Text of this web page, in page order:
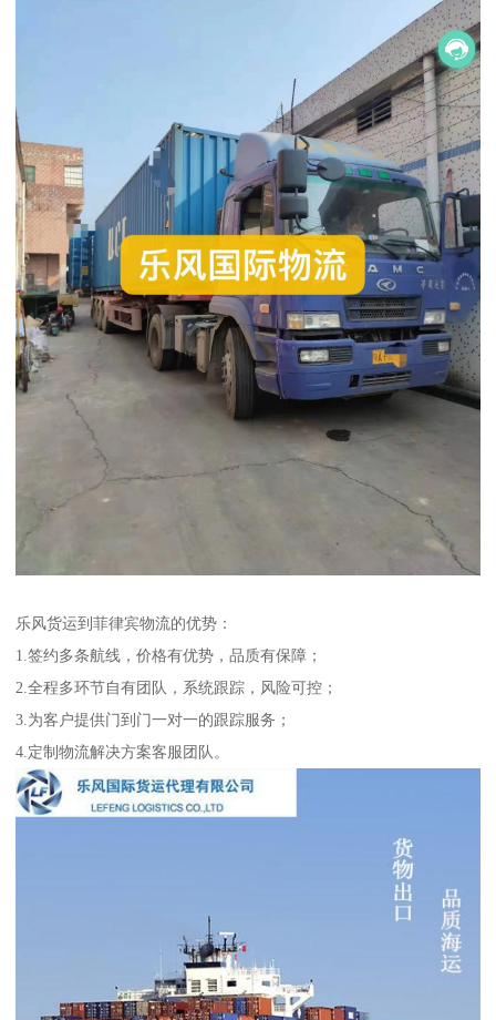
乐风货运到菲律宾物流的优势：
1.签约多条航线，价格有优势，品质有保障；
2.全程多环节自有团队，系统跟踪，风险可控；
3.为客户提供门到门一对一的跟踪服务；
4.定制物流解决方案客服团队。